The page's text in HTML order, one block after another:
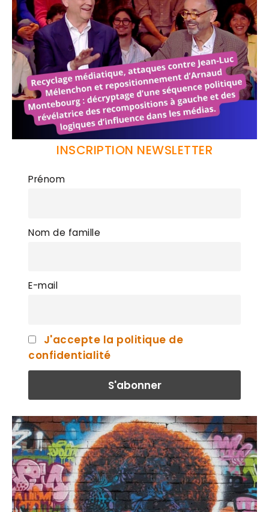
INSCRIPTION NEWSLETTER
Prénom
Nom de famille
E-mail
J'accepte la politique de
confidentialité